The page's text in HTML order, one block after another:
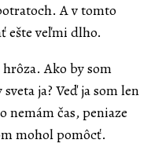
A v tomto
ešte veľmi dlho.
Ako by som
ja? Veď ja som len
nemám čas, peniaze
mohol pomôcť.